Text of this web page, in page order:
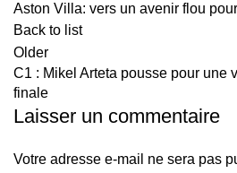
Aston Villa: vers un avenir flou
Back to list
Older
C1 : Mikel Arteta pousse pour une
finale
Laisser un commentaire
Votre adresse e-mail ne sera pas